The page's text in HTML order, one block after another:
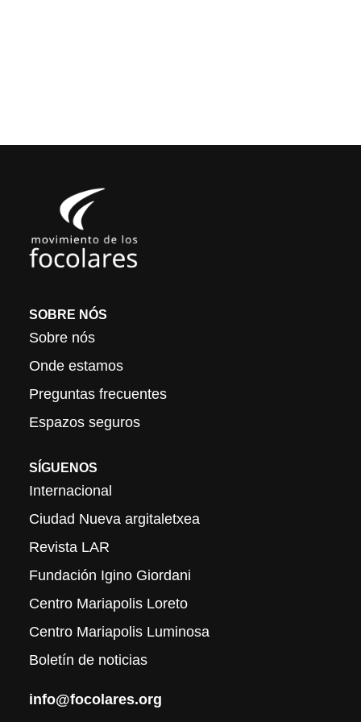
SOBRE NÓS
Sobre nós
Onde estamos
Preguntas frecuentes
Espazos seguros
SÍGUENOS
Internacional
Ciudad Nueva argitaletxea
Revista LAR
Fundación Igino Giordani
Centro Mariapolis Loreto
Centro Mariapolis Luminosa
Boletín de noticias
info@focolares.org